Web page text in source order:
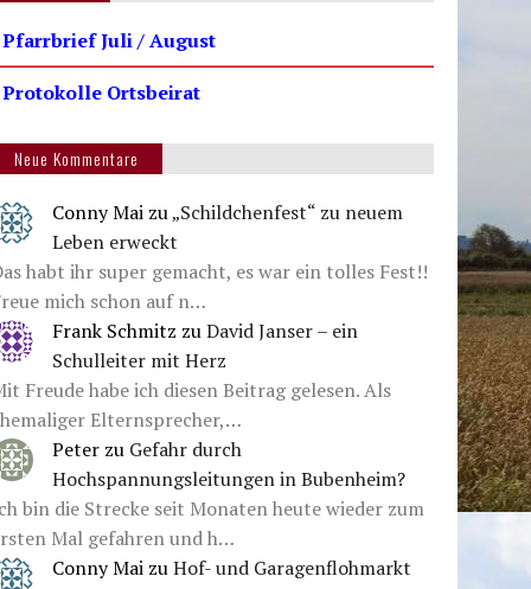
Pfarrbrief Juli / August
Protokolle Ortsbeirat
Neue Kommentare
Conny Mai zu„Schildchenfest“ zu neuem
Leben erweckt
habt ihr super gemacht, es war ein tolles Fest!!
mich schon auf n…
Frank Schmitz zuDavid Janser – ein
Schulleiter mit Herz
Freude habe ich diesen Beitrag gelesen. Als
Elternsprecher,…
Peter zu Gefahr durch
Hochspannungsleitungen in Bubenheim?
bin die Strecke seit Monaten heute wieder zum
Mal gefahren und h…
Conny Mai zuHof- und Garagenflohmarkt